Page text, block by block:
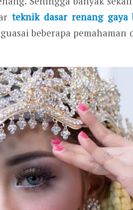
teknik dasar renang gaya
beberapa pemahaman